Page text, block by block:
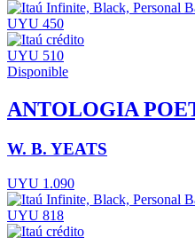
UYU 450
UYU 510
Disponible
ANTOLOGIA
W. B. YEATS
UYU 1.090
UYU 818